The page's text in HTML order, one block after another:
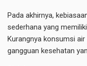
Pada akhirnya,
sederhana yang
Kurangnya konsumsi
gangguan kesehatan